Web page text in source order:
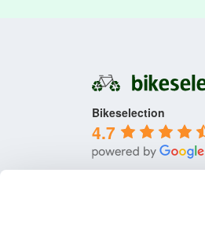
Bikeselection
4.7